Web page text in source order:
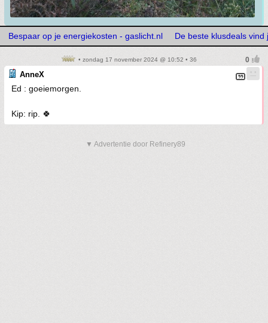
Bespaar op je energiekosten - gaslicht.nl De beste klusdeals vind
• zondag 17 november 2024 @ 10:52 • 36
AnneX
Ed : goeiemorgen.
Kip: rip. 🍀
▼ Advertentie door Refinery89